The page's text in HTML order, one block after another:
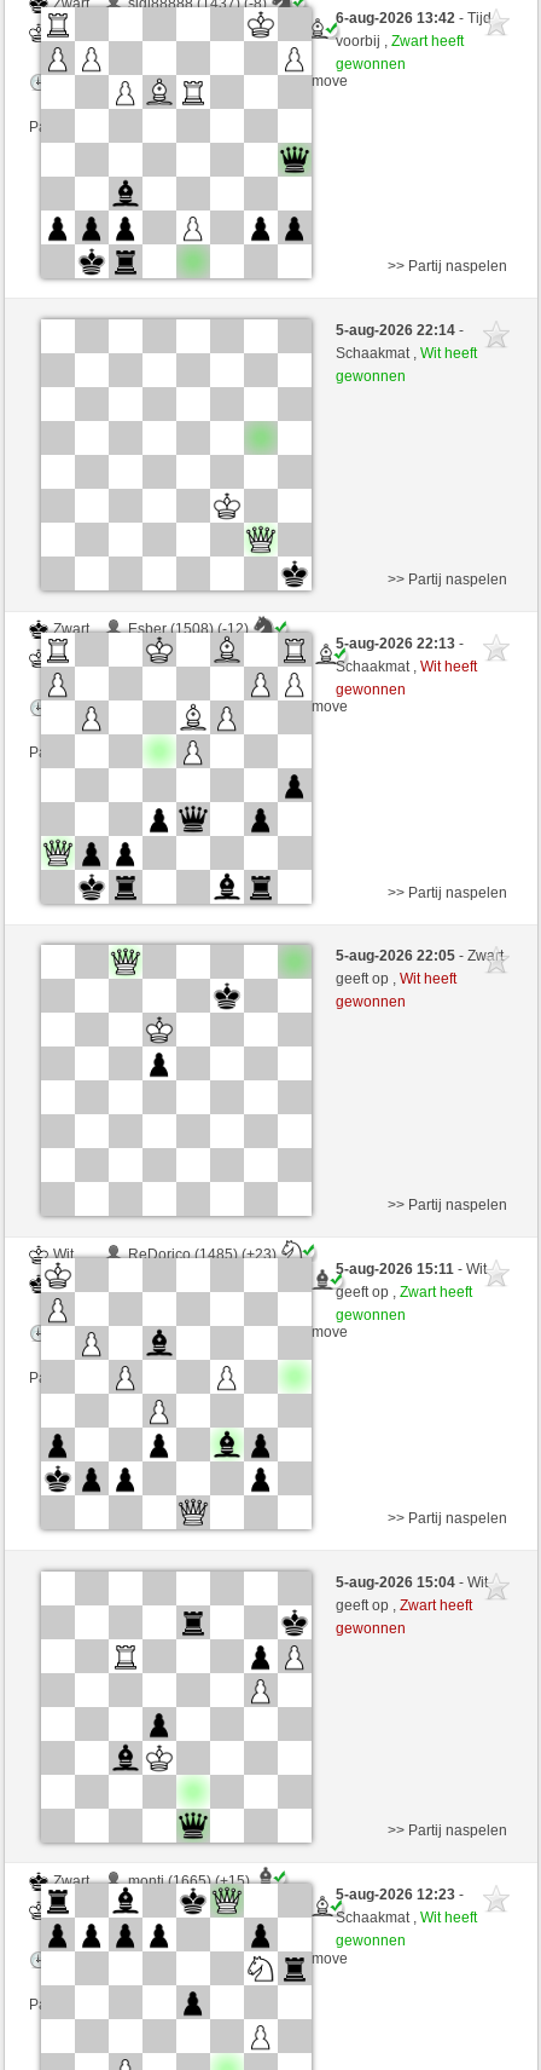
Zwart
sigi88888 (1437) (-8)
Wit
schachmuehle (1628) (+8)
Speelduur: 4 minutes/side + 4 seconds/move
Partij telt mee voor de ranglijst
6-aug-2026 13:42- Tijd
voorbij ,Zwart heeft
gewonnen
Wit
DakaHH01 (1473) (-10)
>> Partij naspelen
5-aug-2026 22:14-
Schaakmat ,Wit heeft
gewonnen
Zwart
Esber (1508) (-12)
Wit
schachmuehle (1606) (+12)
Speelduur: 3 minutes/side + 3 seconds/move
Partij telt mee voor de ranglijst
>> Partij naspelen
5-aug-2026 22:13-
Schaakmat ,Wit heeft
gewonnen
Wit
MrIncolloy (1629) (+16)
schachmuehle (1622) (-16)
Speelduur: 5 minutes/side + 0 seconds/move
Partij telt mee voor de ranglijst
>> Partij naspelen
5-aug-2026 22:05- Zwart
geeft op ,Wit heeft
gewonnen
Wit
ReDorico (1485) (+23)
Zwart
Speelduur: 3 minutes/side + 3 seconds/move
Partij telt mee voor de ranglijst
>> Partij naspelen
5-aug-2026 15:11- Wit
geeft op ,Zwart heeft
gewonnen
Wit
Youmadbro (1672) (-18)
Speelduur: 3 minutes/side + 0 seconds/move
>> Partij naspelen
5-aug-2026 15:04- Wit
geeft op ,Zwart heeft
gewonnen
Zwart
monti (1665) (+15)
Wit
schachmuehle (1642) (-15)
Speelduur: 4 minutes/side + 0 seconds/move
Partij telt mee voor de ranglijst
>> Partij naspelen
5-aug-2026 12:23-
Schaakmat ,Wit heeft
gewonnen